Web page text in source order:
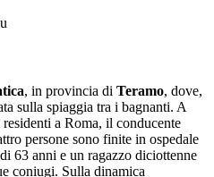
, in provincia di Teramo, dove,
sulla spiaggia tra i bagnanti. A
a Roma, il conducente
persone sono finite in ospedale
63 anni e un ragazzo diciottenne
coniugi. Sulla dinamica